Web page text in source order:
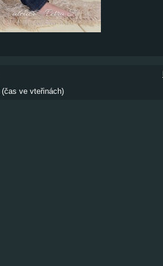
(čas ve vteřinách)